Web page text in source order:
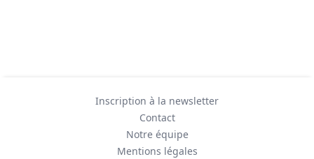
Inscription à la newsletter
Contact
Notre équipe
Mentions légales